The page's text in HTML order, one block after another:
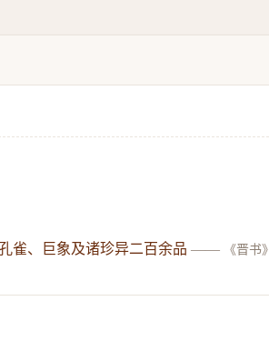
雀、巨象及诸珍异二百余品 —— 《晋书》